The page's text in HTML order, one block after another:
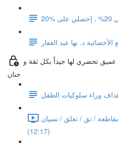
د. نها عبد الغفار
تحضري لها جيداً بكل ثقة و
حنان
وراء سلوكيات الطفل
/ نق / تعلق / نسيان
(12:17)